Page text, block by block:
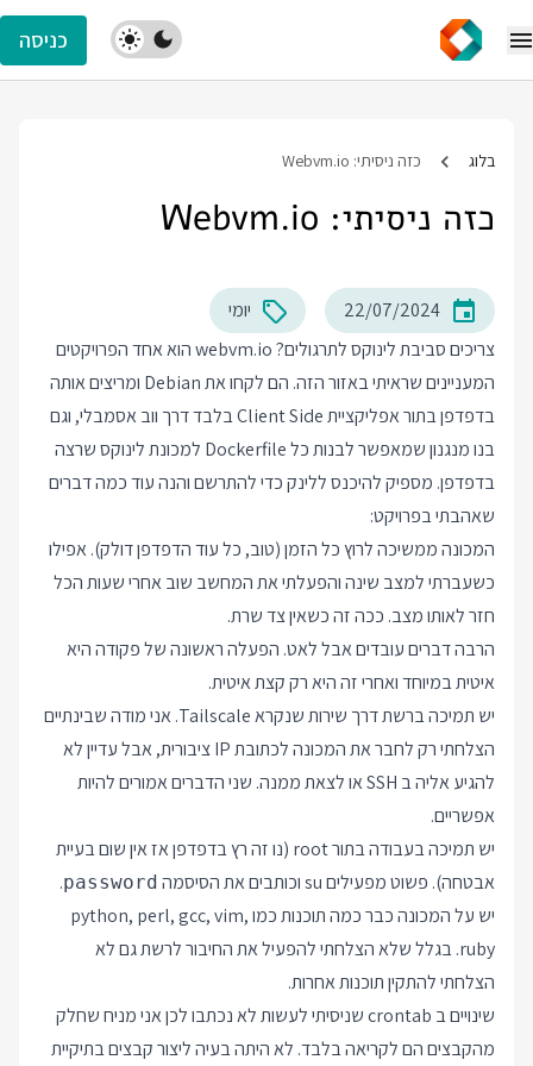
כניסה
בלוג כזה ניסיתי: Webvm.io
כזה ניסיתי: Webvm.io
22/07/2024
יומי
צריכים סביבת לינוקס לתרגולים?webvm.ioהוא אחד הפרויקטים
המעניינים שראיתי באזור הזה. הם לקחו את Debian ומריצים אותה
בדפדפן בתור אפליקציית Client Side בלבד דרך ווב אסמבלי, וגם
בנו מנגנון שמאפשר לבנות כל Dockerfile למכונת לינוקס שרצה
בדפדפן. מספיק להיכנס ללינק כדי להתרשם והנה עוד כמה דברים
שאהבתי בפרויקט:
המכונה ממשיכה לרוץ כל הזמן (טוב, כל עוד הדפדפן דולק). אפילו
כשעברתי למצב שינה והפעלתי את המחשב שוב אחרי שעות הכל
חזר לאותו מצב. ככה זה כשאין צד שרת.
הרבה דברים עובדים אבל לאט. הפעלה ראשונה של פקודה היא
איטית במיוחד ואחרי זה היא רק קצת איטית.
יש תמיכה ברשת דרך שירות שנקרא Tailscale. אני מודה שבינתיים
הצלחתי רק לחבר את המכונה לכתובת IP ציבורית, אבל עדיין לא
להגיע אליה ב SSH או לצאת ממנה. שני הדברים אמורים להיות
אפשריים.
יש תמיכה בעבודה בתור root (נו זה רץ בדפדפן אז אין שום בעיית
אבטחה). פשוט מפעילים su וכותבים את הסיסמה
password
.
יש על המכונה כבר כמה תוכנות כמו python, perl, gcc, vim,
ruby. בגלל שלא הצלחתי להפעיל את החיבור לרשת גם לא
הצלחתי להתקין תוכנות אחרות.
שינויים ב crontab שניסיתי לעשות לא נכתבו לכן אני מניח שחלק
מהקבצים הם לקריאה בלבד. לא היתה בעיה ליצור קבצים בתיקיית